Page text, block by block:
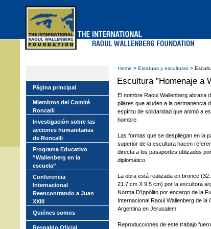
Home > Estatuas y esculturas >
Escultura ”Homenaje a
El nombre Raoul Wallenberg abraza
pilares que aluden a la permanencia
espíritu de solidaridad que animó a
hombre.
Las formas que se despliegan en la
superior de la escultura hacen
directa a los pasaportes utilizados
diplomático.
La obra está realizada en bronce
21.7 cm X 9.5 cm) por la escultora
Norma D’Ippólito por encargo de la
Internacional Raoul Wallenberg de la
Argentina en Jerusalem.
Reproducciones de este trabajo
Página principal
Miembros del Comité
Roncalli
Investigación sobre las
acciones humanitarias
de Roncalli
Programa Educativo
”Wallenberg en la
escuela”
Conferencia
Internacional
Reencontrando a Juan
XXIII
Quiénes somos
Respaldo Oficial